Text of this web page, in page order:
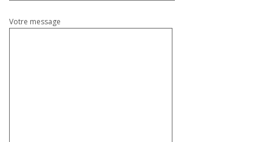
Votre message